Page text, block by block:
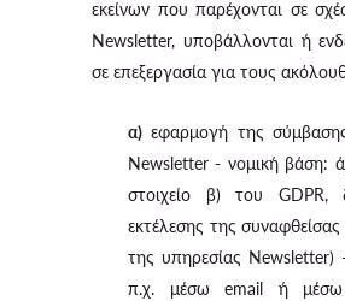
εκείνων που παρέχονται σε
Newsletter, υποβάλλονται ή
σε επεξεργασία για τους
α) εφαρμογή της
Newsletter - νομική βάση:
στοιχείο β) του GDPR,
εκτέλεσης της
της υπηρεσίας Newsletter)
π.χ. μέσω email ή